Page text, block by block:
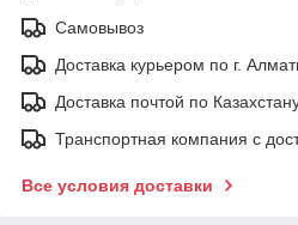
Самовывоз
Доставка курьером по г.
Доставка почтой по
Транспортная компания с
Все условия доставки